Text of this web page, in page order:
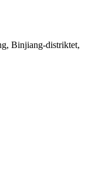
Binjiang-distriktet,